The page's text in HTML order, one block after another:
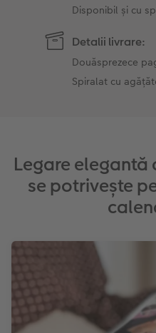
Disponibil și cu
Detalii livrare:
Douăsprezece
Spiralat cu
Legare elegantă
se potrivește